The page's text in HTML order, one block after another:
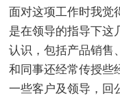
面对这项工作时我觉
是在领导的指导下这
认识，包括产品销售
和同事还经常传授些
一些客户及领导，回